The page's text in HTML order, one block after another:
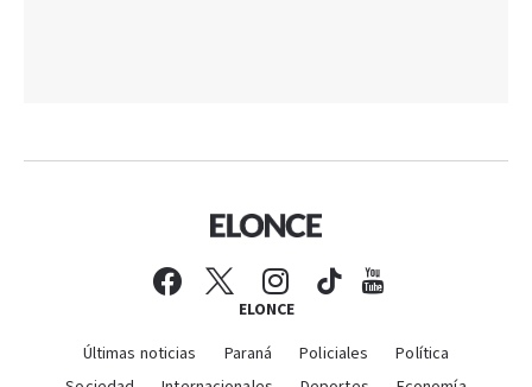
ELONCE
Últimas noticias Paraná Policiales
Política